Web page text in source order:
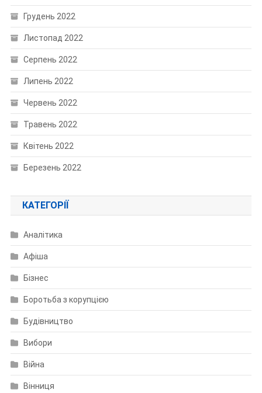
Грудень 2022
Листопад 2022
Серпень 2022
Липень 2022
Червень 2022
Травень 2022
Квітень 2022
Березень 2022
КАТЕГОРІЇ
Аналітика
Афіша
Бізнес
Боротьба з корупцією
Будівництво
Вибори
Війна
Вінниця